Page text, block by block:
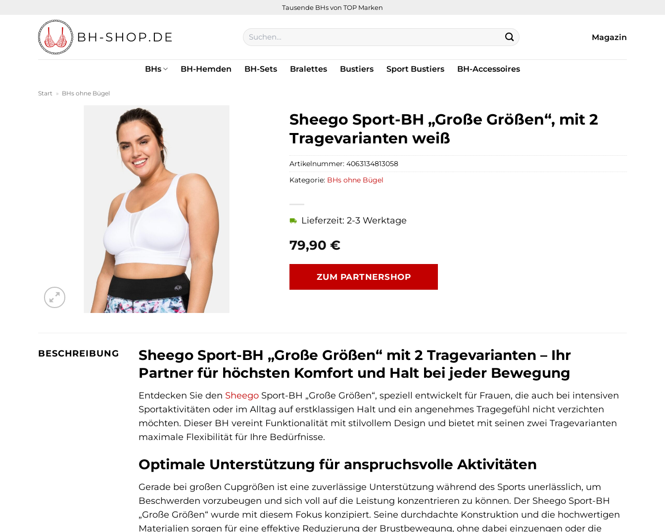
springen
Tausende BHs von TOP Marken
Suchen
nach:
Magazin
BHs BH-Hemden BH-Sets Bralettes Bustiers Sport Bustiers BH-Accessoires
Start » BHs ohne Bügel
Sheego Sport-BH „Große Größen“, mit 2
Tragevarianten weiß
79,90€
Lieferzeit: 2-3 Werktage
ZUM PARTNERSHOP
Artikelnummer:4063134813058
Kategorie: BHs ohne Bügel
BESCHREIBUNG
Sheego Sport-BH „Große Größen“ mit 2 Tragevarianten – Ihr
Partner für höchsten Komfort und Halt bei jeder Bewegung
Entdecken Sie den Sheego Sport-BH „Große Größen“, speziell entwickelt für Frauen, die auch bei intensiven
Sportaktivitäten oder im Alltag auf erstklassigen Halt und ein angenehmes Tragegefühl nicht verzichten
möchten. Dieser BH vereint Funktionalität mit stilvollem Design und bietet mit seinen zwei Tragevarianten
maximale Flexibilität für Ihre Bedürfnisse.
Optimale Unterstützung für anspruchsvolle Aktivitäten
Gerade bei großen Cupgrößen ist eine zuverlässige Unterstützung während des Sports unerlässlich, um
Beschwerden vorzubeugen und sich voll auf die Leistung konzentrieren zu können. Der Sheego Sport-BH
„Große Größen“ wurde mit diesem Fokus konzipiert. Seine durchdachte Konstruktion und die hochwertigen
Materialien sorgen für eine effektive Reduzierung der Brustbewegung, ohne dabei einzuengen oder die